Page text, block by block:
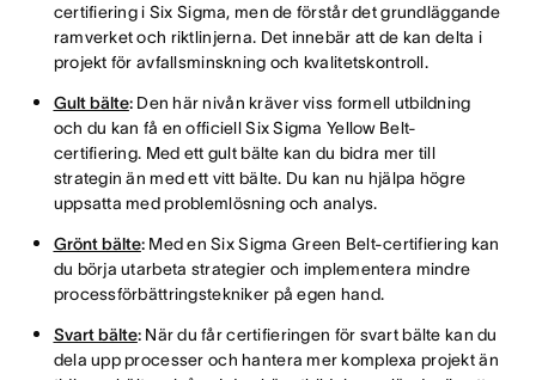
certifiering i Six Sigma, men de förstår det grundläggande
ramverket och riktlinjerna. Det innebär att de kan delta i
projekt för avfallsminskning och kvalitetskontroll.
Gult bälte:Den här nivån kräver viss formell utbildning
och du kan få en officiell Six Sigma Yellow Belt-
certifiering. Med ett gult bälte kan du bidra mer till
strategin än med ett vitt bälte. Du kan nu hjälpa högre
uppsatta med problemlösning och analys.
Grönt bälte: Med en Six Sigma Green Belt-certifiering kan
du börja utarbeta strategier och implementera mindre
processförbättringstekniker på egen hand.
Svart bälte: När du får certifieringen för svart bälte kan du
dela upp processer och hantera mer komplexa projekt än